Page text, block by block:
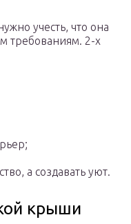
учесть, что она
требованиям. 2-х
а создавать уют.
крыши